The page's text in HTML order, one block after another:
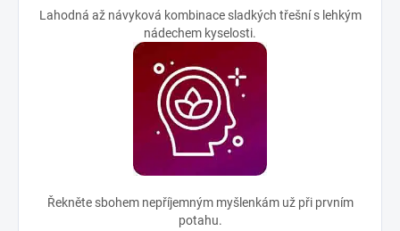
Lahodná až návyková kombinace sladkých třešní s lehkým
nádechem kyselosti.
Řekněte sbohem nepříjemným myšlenkám už při prvním
potahu.